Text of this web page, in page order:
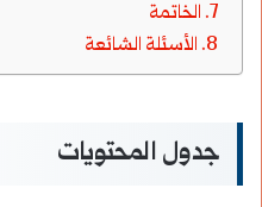
الخاتمة
الأسئلة الشائعة
جدول المحتويات